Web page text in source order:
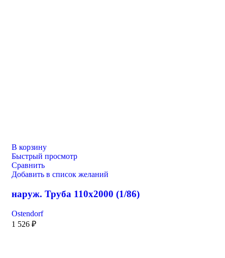
В корзину
Быстрый просмотр
Сравнить
Добавить в список желаний
наруж. Труба 110х2000 (1/86)
Ostendorf
1 526 ₽